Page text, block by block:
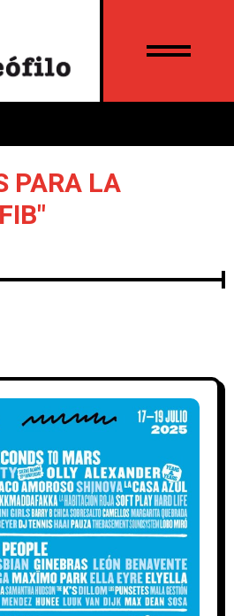
PARA LA